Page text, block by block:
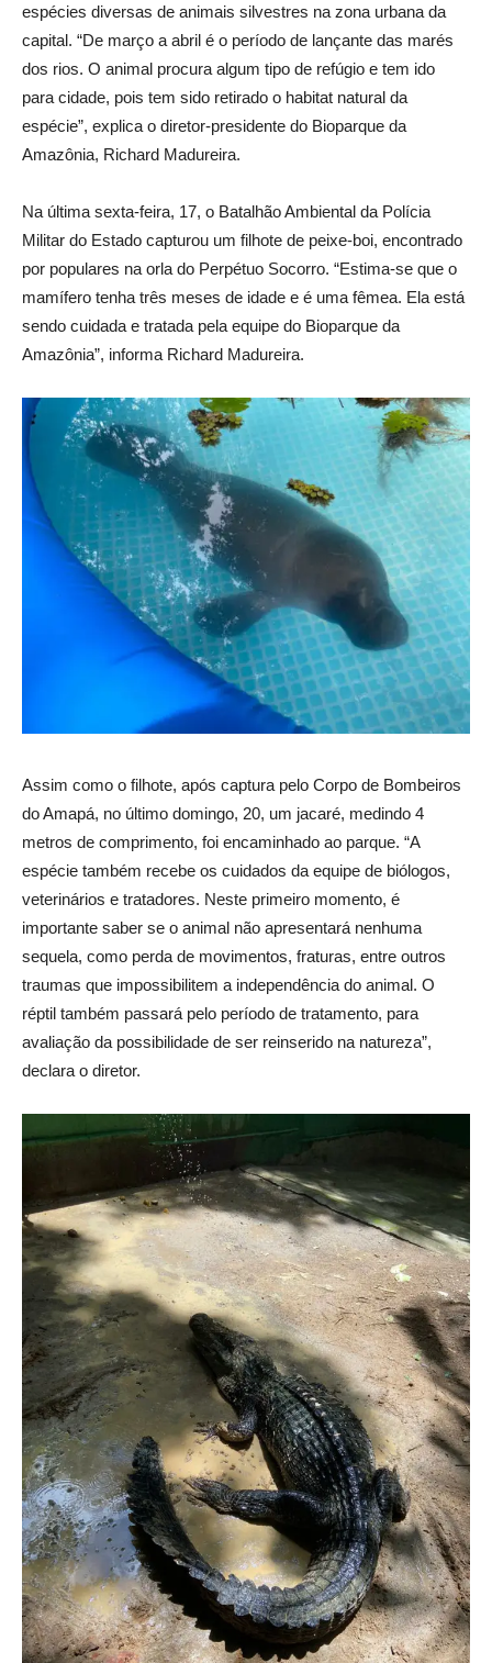
espécies diversas de animais silvestres na zona urbana da
capital. “De março a abril é o período de lançante das marés
dos rios. O animal procura algum tipo de refúgio e tem ido
para cidade, pois tem sido retirado o habitat natural da
espécie”, explica o diretor-presidente do Bioparque da
Amazônia, Richard Madureira.
Na última sexta-feira, 17, o Batalhão Ambiental da Polícia
Militar do Estado capturou um filhote de peixe-boi, encontrado
por populares na orla do Perpétuo Socorro. “Estima-se que o
mamífero tenha três meses de idade e é uma fêmea. Ela está
sendo cuidada e tratada pela equipe do Bioparque da
Amazônia”, informa Richard Madureira.
Assim como o filhote, após captura pelo Corpo de Bombeiros
do Amapá, no último domingo, 20, um jacaré, medindo 4
metros de comprimento, foi encaminhado ao parque. “A
espécie também recebe os cuidados da equipe de biólogos,
veterinários e tratadores. Neste primeiro momento, é
importante saber se o animal não apresentará nenhuma
sequela, como perda de movimentos, fraturas, entre outros
traumas que impossibilitem a independência do animal. O
réptil também passará pelo período de tratamento, para
avaliação da possibilidade de ser reinserido na natureza”,
declara o diretor.